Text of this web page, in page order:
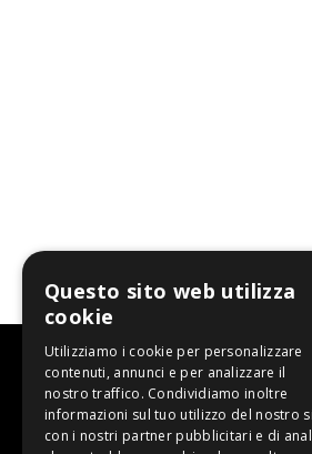
Questo sito web utilizza
cookie
Utilizziamo i cookie per personalizzare
contenuti, annunci e per analizzare il
nostro traffico. Condividiamo inoltre
informazioni sul tuo utilizzo del nostro
con i nostri partner pubblicitari e di